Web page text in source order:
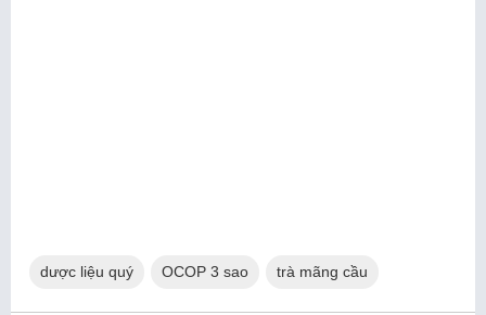
dược liệu quý OCOP 3 sao trà mãng cầu